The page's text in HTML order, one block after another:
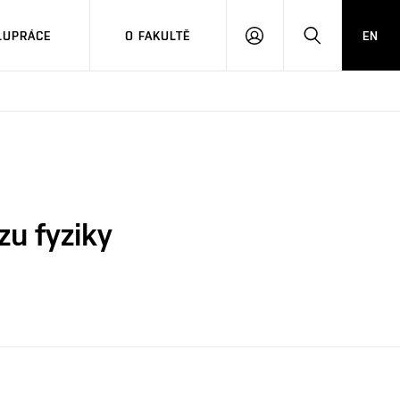
O FAKULTĚ
PŘIHLÁSITHLEDAT
EN
fyziky